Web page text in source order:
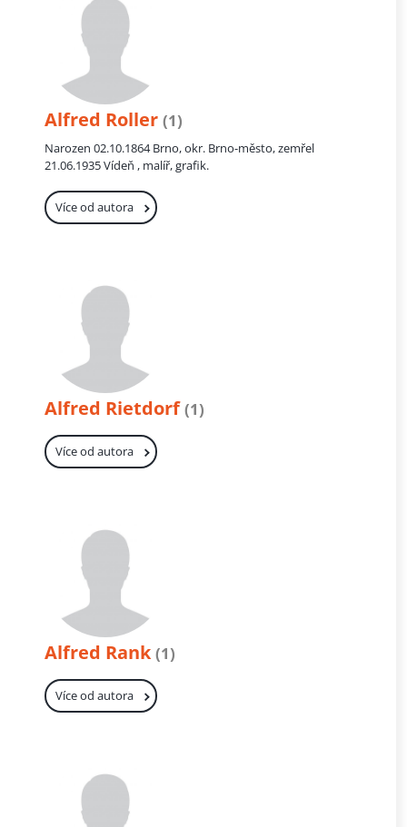
Alfred Roller (1)
Narozen 02.10.1864 Brno, okr. Brno-město, zemřel
21.06.1935 Vídeň , malíř, grafik.
Více od autora
Alfred Rietdorf (1)
Více od autora
Alfred Rank (1)
Více od autora